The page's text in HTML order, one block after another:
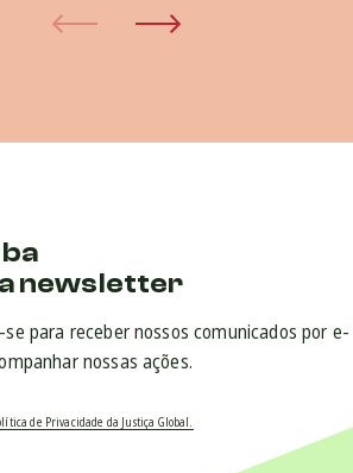
newsletter
para receber nossos comunicados por e-
nossas ações.
de Privacidade da Justiça Global.